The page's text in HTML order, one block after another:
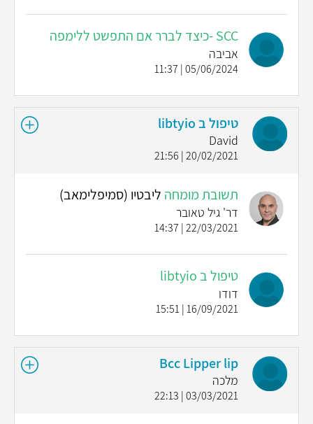
SCC -כיצד לברר אם התפשט ללימפה
אביבה
05/06/2024 | 11:37
טיפול ב libtyio
David
20/02/2021 | 21:56
תשובת מומחה ליבטיו (סמיפלימאב)
דר' גיל טאובר
22/03/2021 | 14:37
טיפול ב libtyio
דודו
16/09/2021 | 15:51
Bcc Lipper lip
מלכה
03/03/2021 | 22:13